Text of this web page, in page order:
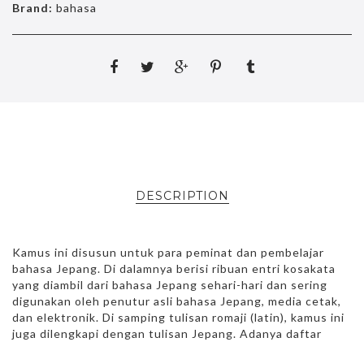
Brand: bahasa
DESCRIPTION
Kamus ini disusun untuk para peminat dan pembelajar
bahasa Jepang. Di dalamnya berisi ribuan entri kosakata
yang diambil dari bahasa Jepang sehari-hari dan sering
digunakan oleh penutur asli bahasa Jepang, media cetak,
dan elektronik. Di samping tulisan romaji (latin), kamus ini
juga dilengkapi dengan tulisan Jepang. Adanya daftar